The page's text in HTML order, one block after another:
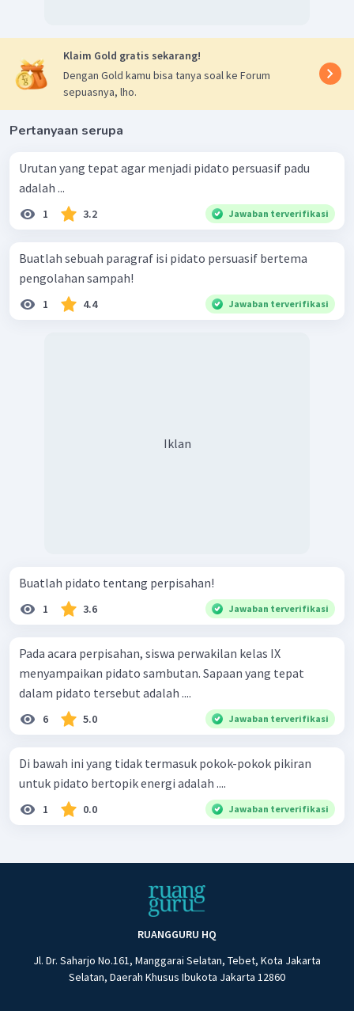
Klaim Gold gratis sekarang!
Dengan Gold kamu bisa tanya soal ke Forum
sepuasnya, lho.
Pertanyaan serupa
Urutan yang tepat agar menjadi pidato persuasif padu
adalah ...
1 3.2 Jawaban terverifikasi
Buatlah sebuah paragraf isi pidato persuasif bertema
pengolahan sampah!
1 4.4 Jawaban terverifikasi
Iklan
Buatlah pidato tentang perpisahan!
1 3.6 Jawaban terverifikasi
Pada acara perpisahan, siswa perwakilan kelas IX
menyampaikan pidato sambutan. Sapaan yang tepat
dalam pidato tersebut adalah ....
6 5.0 Jawaban terverifikasi
Di bawah ini yang tidak termasuk pokok-pokok pikiran
untuk pidato bertopik energi adalah ....
1 0.0 Jawaban terverifikasi
RUANGGURU HQ
Jl. Dr. Saharjo No.161, Manggarai Selatan, Tebet, Kota Jakarta
Selatan, Daerah Khusus Ibukota Jakarta 12860